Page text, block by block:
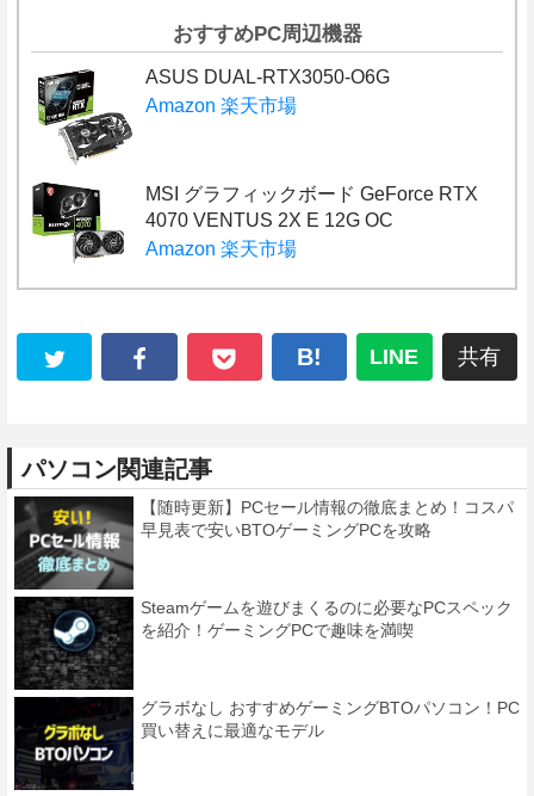
おすすめPC周辺機器
ASUS DUAL-RTX3050-O6G
Amazon 楽天市場
MSI グラフィックボード GeForce RTX
4070 VENTUS 2X E 12G OC
Amazon 楽天市場
B! LINE 共有
パソコン関連記事
【随時更新】PCセール情報の徹底まとめ！コスパ
早見表で安いBTOゲーミングPCを攻略
Steamゲームを遊びまくるのに必要なPCスペック
を紹介！ゲーミングPCで趣味を満喫
グラボなし おすすめゲーミングBTOパソコン！PC
買い替えに最適なモデル